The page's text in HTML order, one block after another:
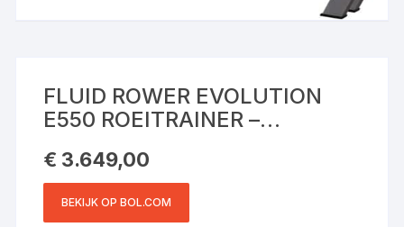
FLUID ROWER EVOLUTION
E550 ROEITRAINER –
ROEIMACHINE MET 10
WEERSTANDEN –
ROEIAPPARAAT VOOR THUIS
€ 3.649,00
BEKIJK OP BOL.COM